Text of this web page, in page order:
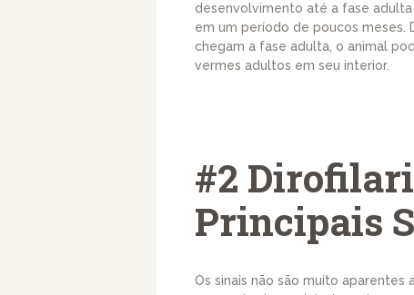
desenvolvimento até a fase
em um período de poucos meses.
chegam a fase adulta, o animal
vermes adultos em seu interior.
#2
Principais
Os sinais não são muito aparentes